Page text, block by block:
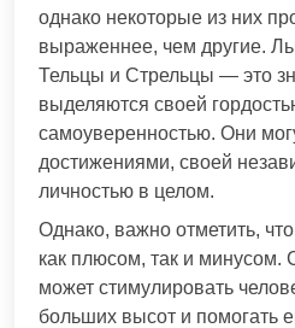
однако некоторые из них
выраженнее, чем другие.
Тельцы и Стрельцы — это
выделяются своей
самоуверенностью. Они
достижениями, своей
личностью в целом.
Однако, важно отметить,
как плюсом, так и минусом.
может стимулировать
больших высот и помогать